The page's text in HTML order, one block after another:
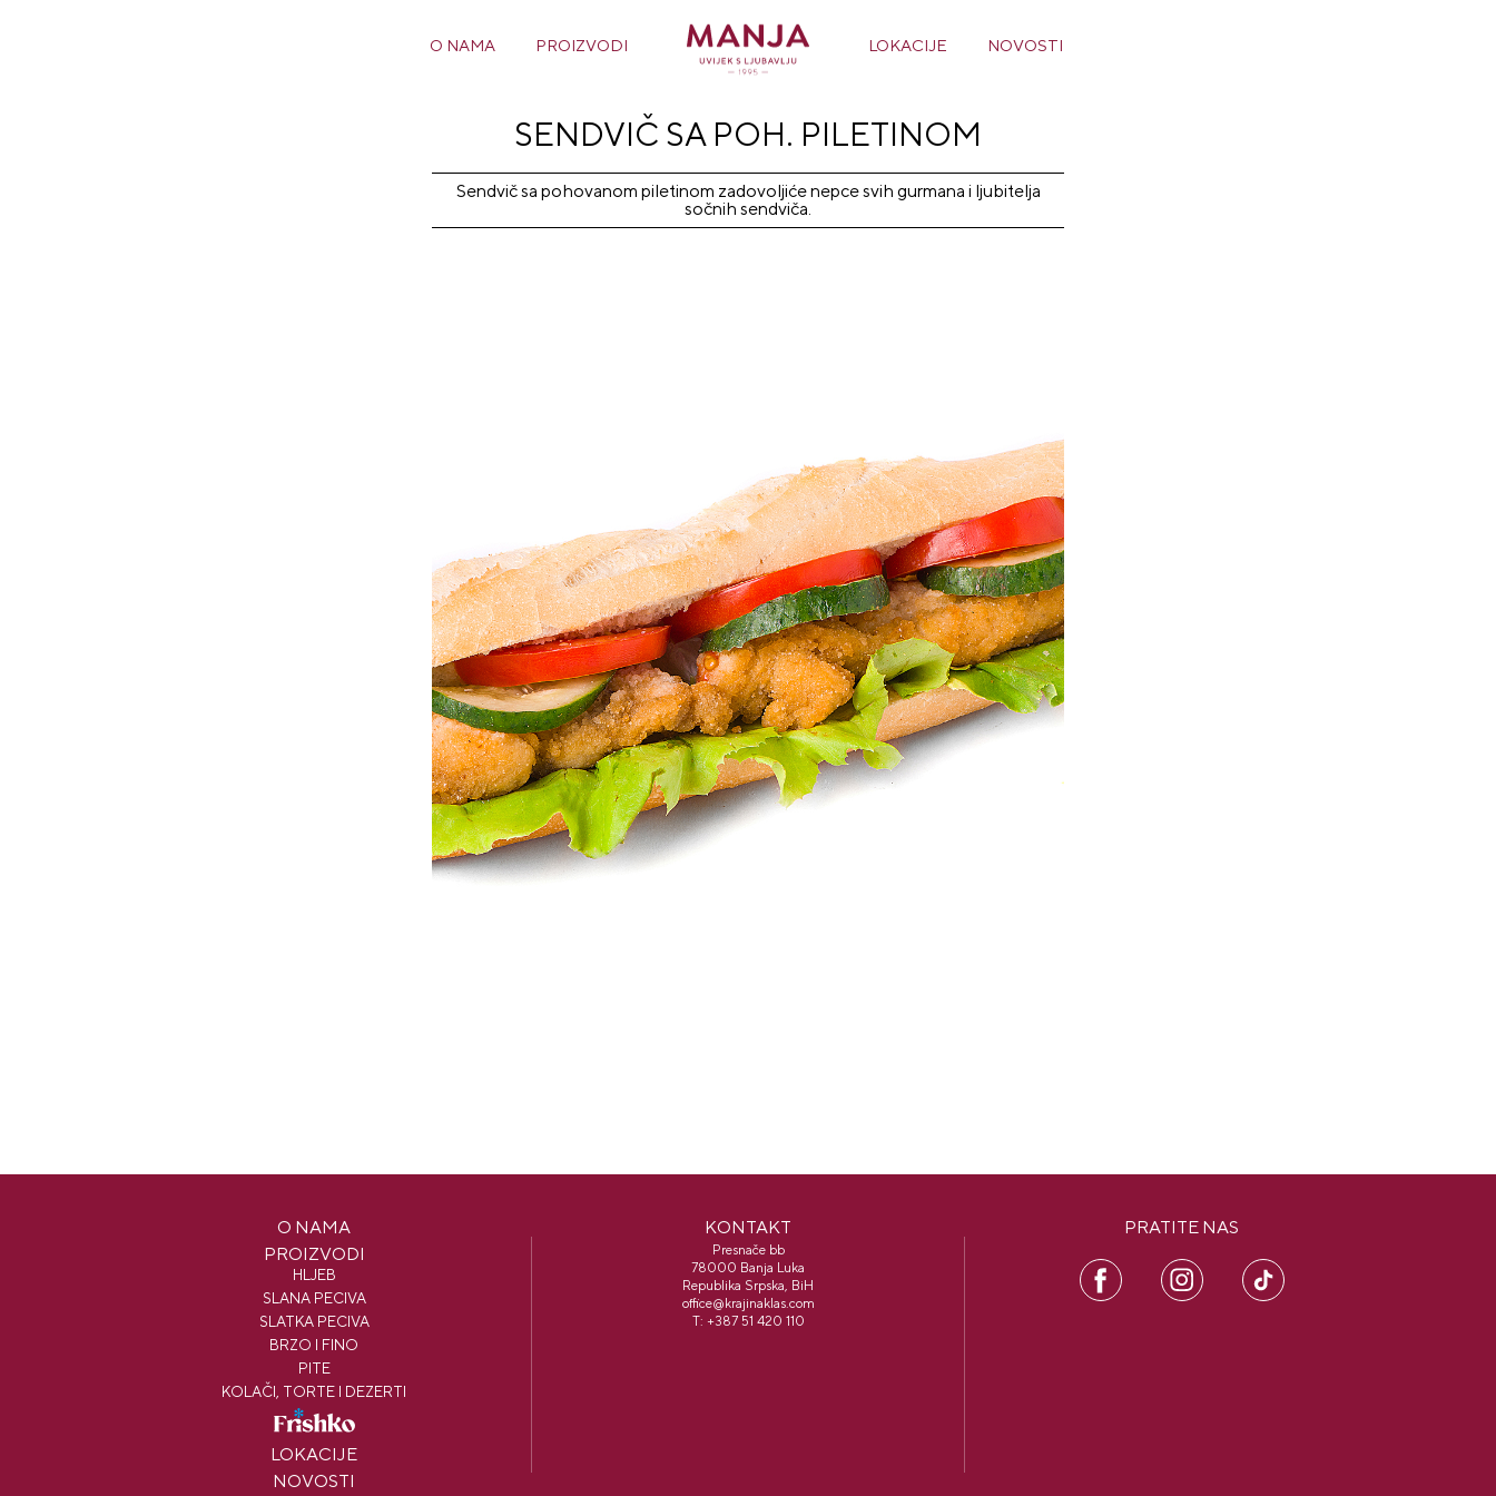
O NAMA PROIZVODI LOKACIJE NOVOSTI
SENDVIČ SA POH. PILETINOM
Sendvič sa pohovanom piletinom zadovoljiće nepce svih gurmana i ljubitelja
sočnih sendviča.
O NAMA
PROIZVODI
HLJEB
SLANA PECIVA
SLATKA PECIVA
BRZO I FINO
PITE
KOLAČI, TORTE I DEZERTI
FRISHKO
LOKACIJE
NOVOSTI
KONTAKT
Presnače bb
78000 Banja Luka
Republika Srpska, BiH
office@krajinaklas.com
T: +387 51 420 110
PRATITE NAS
FB
IN PI